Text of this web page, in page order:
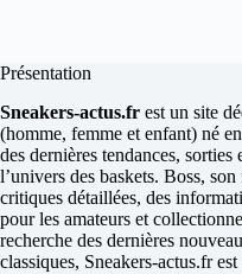
Présentation
Sneakers-actus.fr est un site
(homme, femme et enfant) né
des dernières tendances,
l’univers des baskets. Boss,
critiques détaillées, des
pour les amateurs et
recherche des dernières
classiques, Sneakers-actus.fr